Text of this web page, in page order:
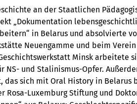
an der Staatlichen
„Dokumentation
in Belarus und absolvierte
Neuengamme und beim
Minsk arbeitete
NS- und Stalinismus-Opfer.
das sich mit Oral History in Belarus
Rosa-Luxemburg Stiftung und